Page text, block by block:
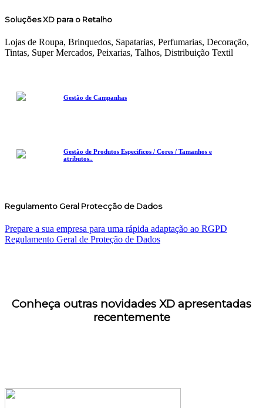
Soluções XD para o Retalho
Lojas de Roupa, Brinquedos, Sapatarias, Perfumarias, Decoração,
Tintas, Super Mercados, Peixarias, Talhos, Distribuição Textil
Gestão de Campanhas
Gestão de Produtos Especificos / Cores / Tamanhos e
atributos..
Regulamento Geral Protecção de Dados
Prepare a sua empresa para uma rápida adaptação ao RGPD
Regulamento Geral de Proteção de Dados
Conheça outras novidades XD apresentadas
recentemente